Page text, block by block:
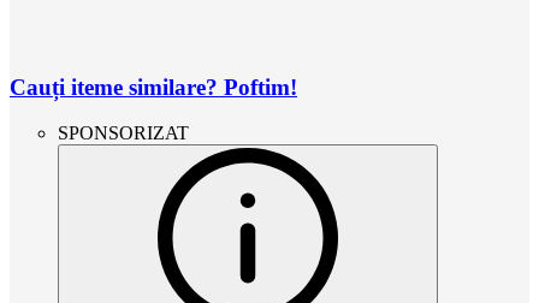
Cauți iteme similare? Poftim!
SPONSORIZAT